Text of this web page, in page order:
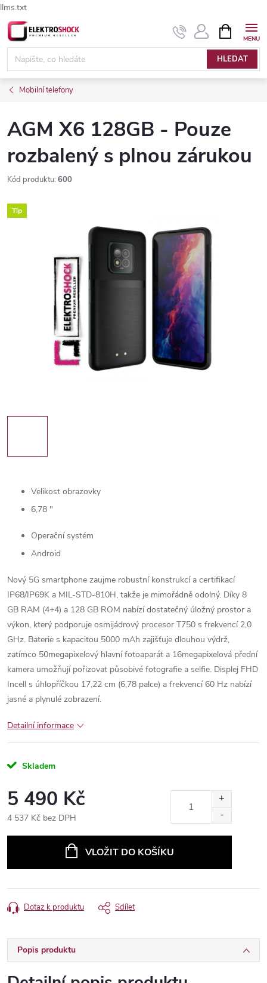
llms.txt
Přejít
na
obsah
HLEDAT
NÁKUPNÍ
KOŠÍK
Mobilní telefony
AGM X6 128GB - Pouze
rozbalený s plnou zárukou
Kód produktu: 600
Tip
Velikost obrazovky
6,78 "
Operační systém
Android
Nový 5G smartphone zaujme robustní konstrukcí a certifikací
IP68/IP69K a MIL-STD-810H, takže je mimořádně odolný. Díky 8
GB RAM (4+4) a 128 GB ROM nabízí dostatečný úložný prostor a
výkon, který podporuje osmijádrový procesor T750 s frekvencí 2,0
GHz. Baterie s kapacitou 5000 mAh zajišťuje dlouhou výdrž,
zatímco 50megapixelový hlavní fotoaparát a 16megapixelová přední
kamera umožňují pořizovat působivé fotografie a selfie. Displej FHD
Incell s úhlopříčkou 17,22 cm (6,78 palce) a frekvencí 60 Hz nabízí
jasné a plynulé zobrazení.
Detailní informace
Skladem
5 490 Kč
4 537 Kč bez DPH
VLOŽIT DO KOŠÍKU
Dotaz k produktu Sdílet
Popis produktu
Elektroshock.cz - Chat